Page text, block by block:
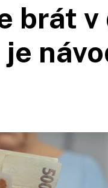
brát